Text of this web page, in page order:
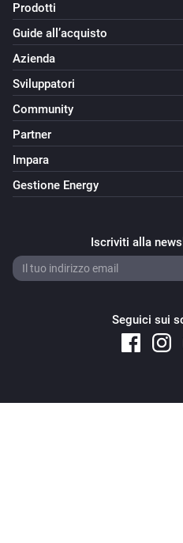
Prodotti
Guide all’acquisto
Azienda
Sviluppatori
Community
Partner
Impara
Gestione Energy
Iscriviti alla
Seguici sui